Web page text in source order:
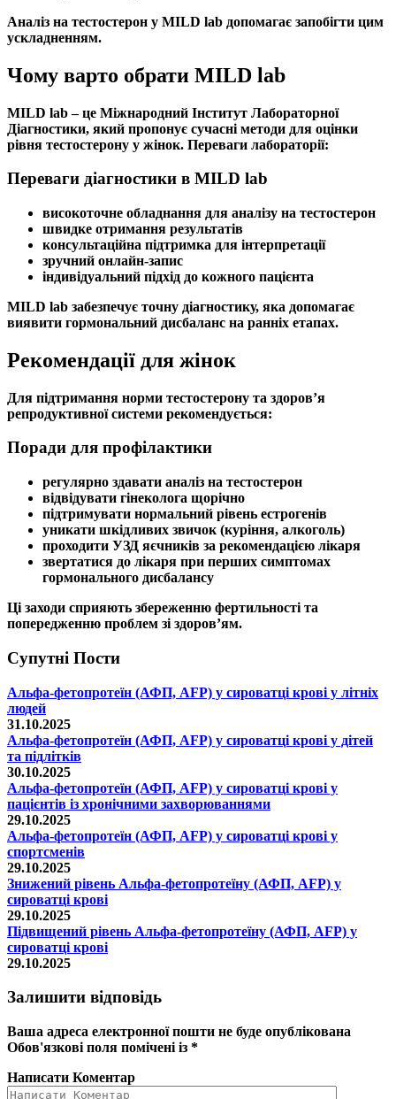
Аналіз на тестостерон у MILD lab допомагає запобігти цим
ускладненням.
Чому варто обрати MILD lab
MILD lab – це Міжнародний Інститут Лабораторної
Діагностики, який пропонує сучасні методи для оцінки
рівня тестостерону у жінок. Переваги лабораторії:
Переваги діагностики в MILD lab
високоточне обладнання для аналізу на тестостерон
швидке отримання результатів
консультаційна підтримка для інтерпретації
зручний онлайн-запис
індивідуальний підхід до кожного пацієнта
MILD lab забезпечує точну діагностику, яка допомагає
виявити гормональний дисбаланс на ранніх етапах.
Рекомендації для жінок
Для підтримання норми тестостерону та здоров’я
репродуктивної системи рекомендується:
Поради для профілактики
регулярно здавати аналіз на тестостерон
відвідувати гінеколога щорічно
підтримувати нормальний рівень естрогенів
уникати шкідливих звичок (куріння, алкоголь)
проходити УЗД яєчників за рекомендацією лікаря
звертатися до лікаря при перших симптомах
гормонального дисбалансу
Ці заходи сприяють збереженню фертильності та
попередженню проблем зі здоров’ям.
Супутні Поcти
Альфа-фетопротеїн (АФП, AFP) у сироватці крові у літніх
людей
31.10.2025
Альфа-фетопротеїн (АФП, AFP) у сироватці крові у дітей
та підлітків
30.10.2025
Альфа-фетопротеїн (АФП, AFP) у сироватці крові у
пацієнтів із хронічними захворюваннями
29.10.2025
Альфа-фетопротеїн (АФП, AFP) у сироватці крові у
спортсменів
29.10.2025
Знижений рівень Альфа-фетопротеїну (АФП, AFP) у
сироватці крові
29.10.2025
Підвищений рівень Альфа-фетопротеїну (АФП, AFP) у
сироватці крові
29.10.2025
Залишити відповідь
Ваша адреса електронної пошти не буде опублікована
Обов'язкові поля помічені із *
Написати Коментар